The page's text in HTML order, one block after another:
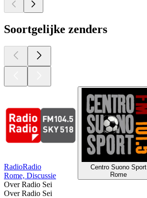
Soortgelijke zenders
RadioRadio
Rome, Discussie
Centro Suono Sport
Rome
Over Radio Sei
Over Radio Sei